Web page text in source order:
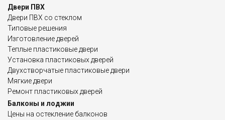
Двери ПВХ
Двери ПВХ со стеклом
Типовые решения
Изготовление дверей
Теплые пластиковые двери
Установка пластиковых дверей
Двухстворчатые пластиковые двери
Мягкие двери
Ремонт пластиковых дверей
Балконы и лоджии
Цены на остекление балконов